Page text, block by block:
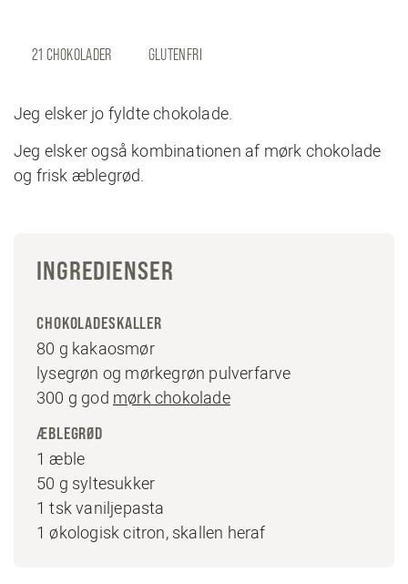
21 CHOKOLADER GLUTENFRI
Jeg elsker jo fyldte chokolade.
Jeg elsker også kombinationen af mørk chokolade
og frisk æblegrød.
INGREDIENSER
CHOKOLADESKALLER
80 g kakaosmør
lysegrøn og mørkegrøn pulverfarve
300 g god mørk chokolade
ÆBLEGRØD
1 æble
50 g syltesukker
1 tsk vaniljepasta
1 økologisk citron, skallen heraf